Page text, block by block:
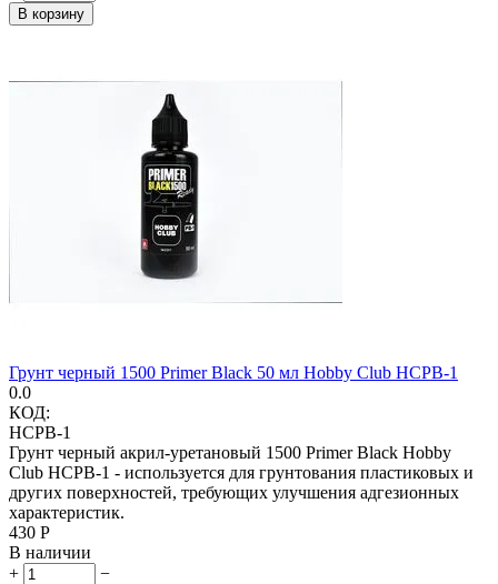
В корзину
Грунт черный 1500 Primer Black 50 мл Hobby Club HCPB-1
0.0
КОД:
HCPB-1
Грунт черный акрил-уретановый 1500 Primer Black Hobby
Сlub HCPB-1 - используется для грунтования пластиковых и
других поверхностей, требующих улучшения адгезионных
характеристик.
‍430‍ Р
В наличии
+
−